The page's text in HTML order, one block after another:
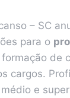
– SC
para o
de
cargos.
e